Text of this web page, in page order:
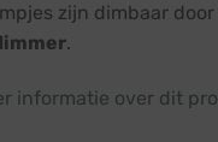
zijn dimbaar
.
informatie over dit